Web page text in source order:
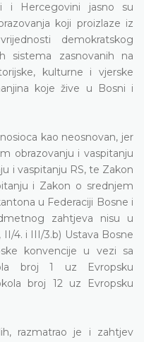
i Hercegovini jasno su
koji proizlaze iz
demokratskog
sistema zasnovanih na
kulturne i vjerske
koje žive u Bosni i
kao neosnovan, jer
obrazovanju i vaspitanju
i vaspitanju RS, te Zakon
i Zakon o srednjem
u Federaciji Bosne i
zahtjeva nisu u
4. i III/3.b) Ustava Bosne
konvencije u vezi sa
broj 1 uz Evropsku
broj 12 uz Evropsku
razmatrao je i zahtjev